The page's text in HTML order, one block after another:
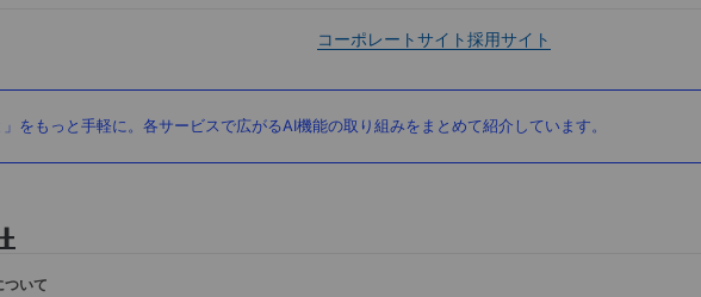
コーポレートサイト採用サイト
をもっと手軽に。各サービスで広がるAI機能の取り組みをまとめて紹介しています。
ついて